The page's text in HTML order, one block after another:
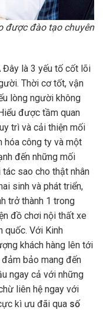
được đào tạo chuyên
Đây là 3 yếu tố cốt lõi
Thời cơ tốt, vận
lòng người không
được tầm quan
trì và cải thiện mối
hóa công ty và một
đến những mối
sao cho thật nhân
sinh và phát triển,
trở thành 1 trong
đồ chơi nội thất xe
quốc. Với Kinh
khách hàng lên tới
đảm bảo mang đến
ngay cả với những
liên hệ ngay với
kì ưu đãi qua số